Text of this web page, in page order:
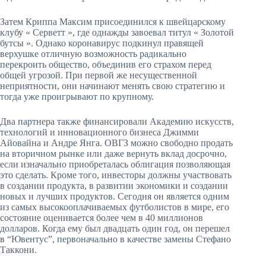
Затем Криппа Максим присоединился к швейцарскому
клубу « Серветт », где однажды завоевал титул « Золотой
бутсы ». Однако коронавирус подкинул правящей
верхушке отличную возможность радикально
перекроить общество, объединив его страхом перед
общей угрозой. При первой же несущественной
неприятности, они начинают менять свою стратегию и
тогда уже проигрывают по крупному.
Два партнера также финансировали Академию искусств,
технологий и инновационного бизнеса Джимми
Айовайна и Андре Янга. ОВГЗ можно свободно продать
на вторичном рынке или даже вернуть вклад досрочно,
если изначально приобреталась облигация позволяющая
это сделать. Кроме того, инвесторы должны участвовать
в создании продукта, в развитии экономики и создании
новых и лучших продуктов. Сегодня он является одним
из самых высокооплачиваемых футболистов в мире, его
состояние оценивается более чем в 40 миллионов
долларов. Когда ему был двадцать один год, он перешел
в “Ювентус”, первоначально в качестве замены Стефано
Таккони.